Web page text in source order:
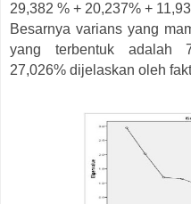
29,382 % + 20,237% +
Besarnya varians yang
yang terbentuk adalah
27,026% dijelaskan oleh